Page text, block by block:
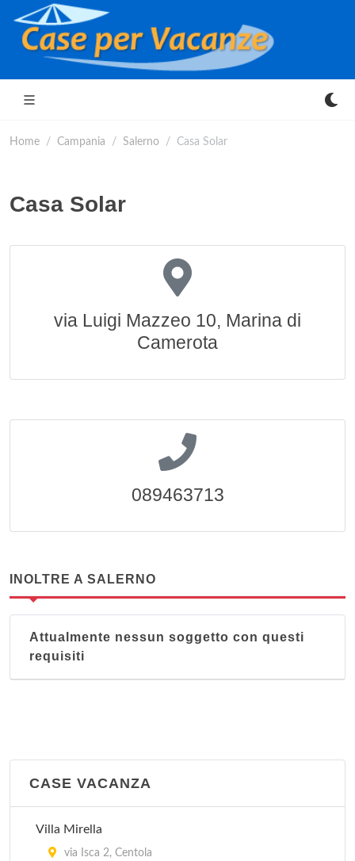
Home Campania Salerno Casa Solar
Casa Solar
via Luigi Mazzeo 10, Marina di
Camerota
089463713
INOLTRE A SALERNO
Attualmente nessun soggetto con questi
requisiti
CASE VACANZA
Villa Mirella
via Isca 2, Centola